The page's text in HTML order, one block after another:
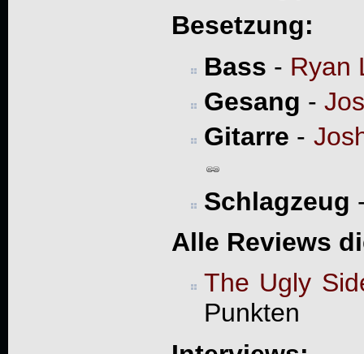
Besetzung:
Bass - Ryan
Gesang -
Gitarre -
Schlagzeug
Alle Reviews
The Ugly
Punkten